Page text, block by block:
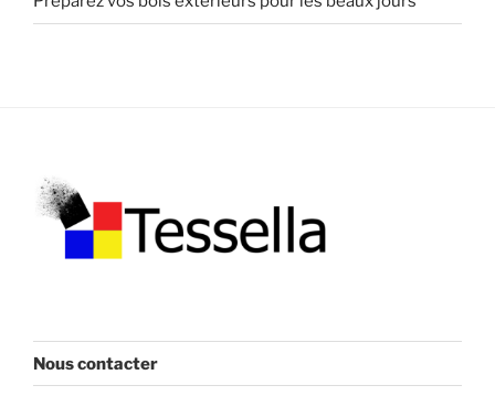
Nous contacter